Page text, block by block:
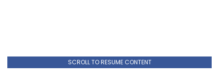
SCROLL TO RESUME CONTENT